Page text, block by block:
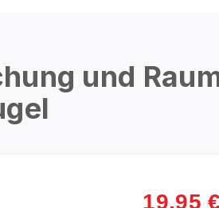
und
19,95